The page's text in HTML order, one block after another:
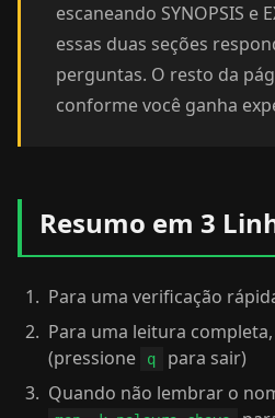
escaneando SYNOPSIS e
essas duas seções
perguntas. O resto da
conforme você ganha
Resumo em 3
Para uma verificação
Para uma leitura
(pressione q
para sair)
Quando não lembrar o